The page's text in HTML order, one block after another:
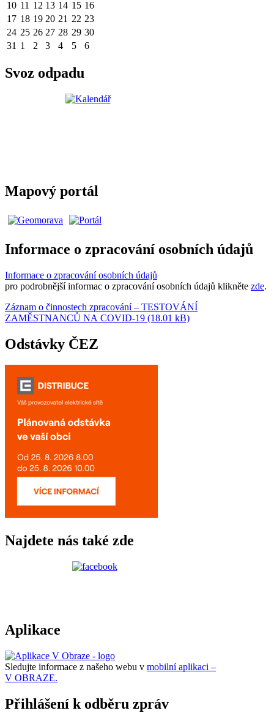
10 11 12 13 14 15 16
17 18 19 20 21 22 23
24 25 26 27 28 29 30
31 1 2 3 4 5 6
Svoz odpadu
Mapový portál
Informace o zpracování osobních údajů
Informace o zpracování osobních údajů
pro podrobnější informac o zpracování osobních údajů klikněte zde.
Záznam o činnostech zpracování – TESTOVÁNÍ
ZAMĚSTNANCŮ NA COVID-19 (18.01 kB)
Odstávky ČEZ
Najdete nás také zde
Aplikace
Sledujte informace z našeho webu v mobilní aplikaci –
V OBRAZE.
Přihlášení k odběru zpráv